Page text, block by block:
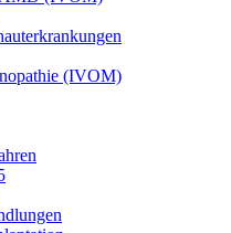
(IVOM)